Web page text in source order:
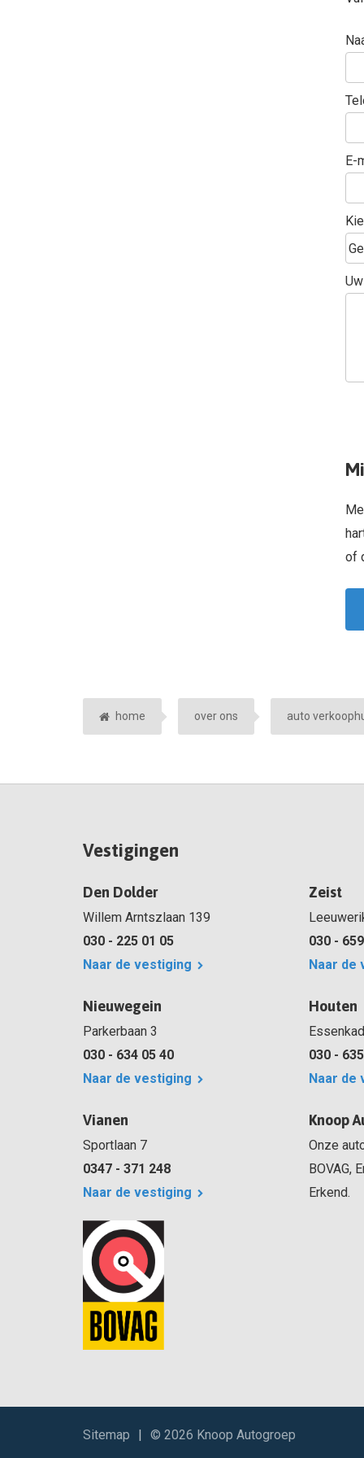
E-
of
home over ons auto
Vestigingen
Den Dolder
Willem Arntszlaan 139
030 - 225 01 05
Naar de vestiging
Zeist
030 -
Naar de
Nieuwegein
Parkerbaan 3
030 - 634 05 40
Naar de vestiging
Houten
030 -
Naar de
Vianen
Sportlaan 7
0347 - 371 248
Naar de vestiging
Knoop
Onze
BOVAG,
Erkend.
Sitemap | © 2026 Knoop Autogroep